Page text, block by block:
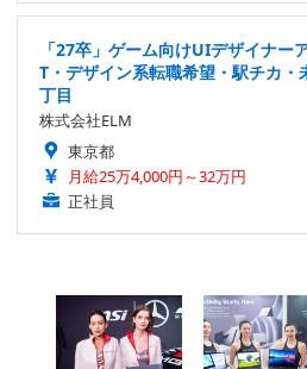
「27卒」ゲーム向けUIデザイナー
T・デザイン系転職希望・駅チカ
丁目
株式会社ELM
東京都
月給25万4,000円～32万円
正社員